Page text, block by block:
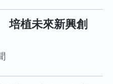
培植未來新興創